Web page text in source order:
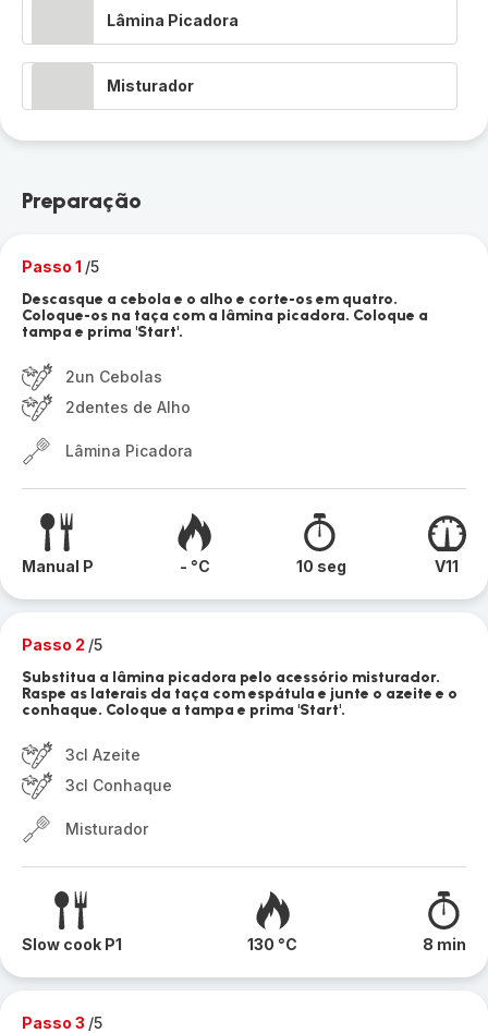
Lâmina Picadora
Misturador
Preparação
Passo 1 /5
Descasque a cebola e o alho e corte-os em quatro.
Coloque-os na taça com a lâmina picadora. Coloque a
tampa e prima 'Start'.
2un Cebolas
2dentes de Alho
Lâmina Picadora
Manual P - °C 10 seg V11
Passo 2 /5
Substitua a lâmina picadora pelo acessório misturador.
Raspe as laterais da taça com espátula e junte o azeite e o
conhaque. Coloque a tampa e prima 'Start'.
3cl Azeite
3cl Conhaque
Misturador
Slow cook P1 130 °C 8 min
Passo 3 /5